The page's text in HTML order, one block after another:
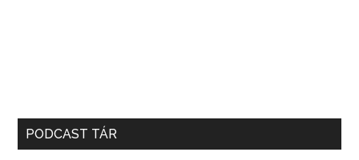
PODCAST TÁR